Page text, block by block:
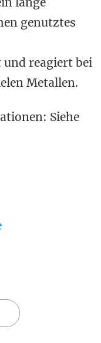
genutztes
reagiert bei
Metallen.
Siehe